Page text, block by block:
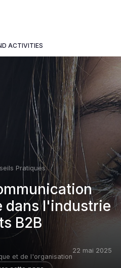
ACTIVITIES
Pratiques
dans l'industrie
B2B
et de l'organisation
22 mai 2025